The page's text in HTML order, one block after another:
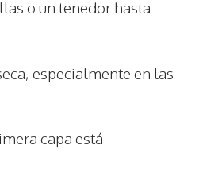
o un tenedor hasta
especialmente en las
capa está